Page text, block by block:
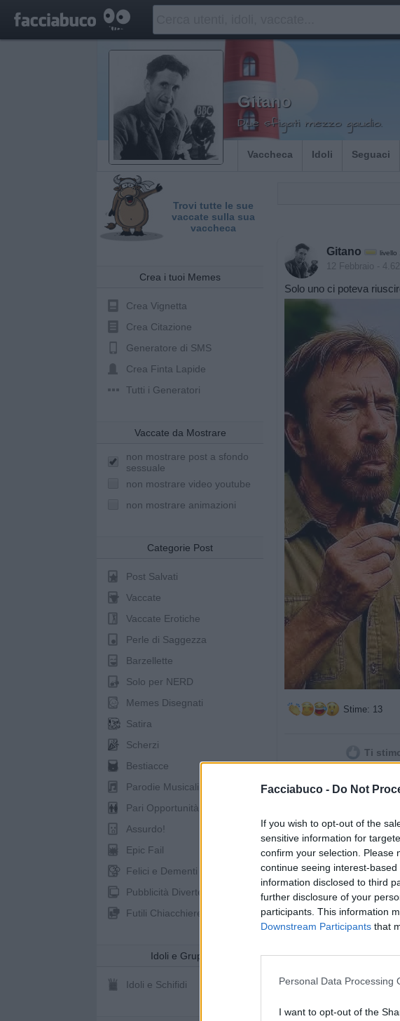
Facciabuco - Do Not
If you wish to opt-out of the
sensitive information for
confirm your selection. Please
continue seeing interest-
information disclosed to third
further disclosure of your
participants. This information
Downstream Participants that
Personal Data Processing
I want to opt-out of the
Gitano
Due sfigati mezzo gaudio.
Vaccheca Idoli Seguaci
Trovi tutte le sue
vaccate sulla sua
vaccheca
Crea i tuoi Memes
Crea Vignetta
Crea Citazione
Generatore di SMS
Crea Finta Lapide
Tutti i Generatori
Vaccate da Mostrare
non mostrare post a sfondo
sessuale
non mostrare video youtube
non mostrare animazioni
Categorie Post
Post Salvati
Vaccate
Vaccate Erotiche
Perle di Saggezza
Barzellette
Solo per NERD
Memes Disegnati
Satira
Scherzi
Bestiacce
Parodie Musicali
Pari Opportunità
Assurdo!
Epic Fail
Felici e Dementi
Pubblicità Divertenti
Futili Chiacchiere
Idoli e Gruppi
Idoli e Schifidi
Gitano livello
12 Febbraio -
Solo uno ci poteva
Stime: 13
Ti
pubblicità